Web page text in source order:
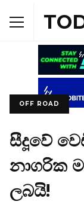
OFF ROAD
සීදූවේ
නාගරික
ලබයි!